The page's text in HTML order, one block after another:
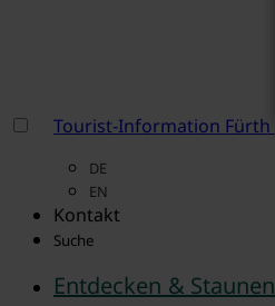
Tourist-Information Fürth
DE
EN
Kontakt
Suche
Entdecken & Staunen